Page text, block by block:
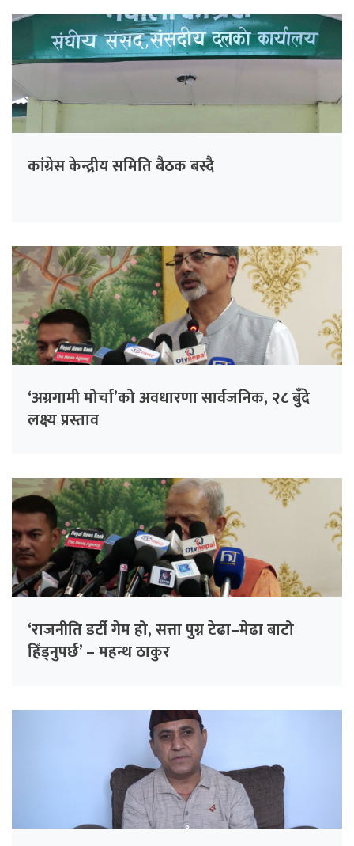
कांग्रेस केन्द्रीय समिति बैठक बस्दै
‘अग्रगामी मोर्चा’को अवधारणा सार्वजनिक, २८ बुँदे
लक्ष्य प्रस्ताव
‘राजनीति डर्टी गेम हो, सत्ता पुग्न टेढा–मेढा बाटो
हिँड्नुपर्छ’ – महन्थ ठाकुर